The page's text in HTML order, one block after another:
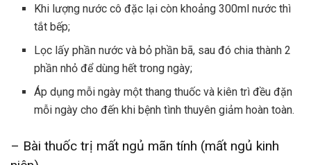
Khi lượng nước cô đặc lại còn khoảng 300ml nước thì
tắt bếp;
Lọc lấy phần nước và bỏ phần bã, sau đó chia thành 2
phần nhỏ để dùng hết trong ngày;
Áp dụng mỗi ngày một thang thuốc và kiên trì đều đặn
mỗi ngày cho đến khi bệnh tình thuyên giảm hoàn toàn.
– Bài thuốc trị mất ngủ mãn tính (mất ngủ kinh